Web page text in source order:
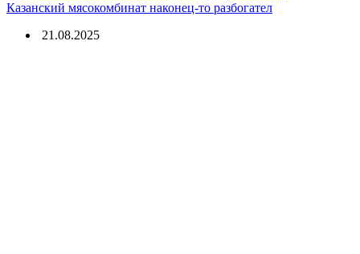
Казанский мясокомбинат наконец-то разбогател
21.08.2025